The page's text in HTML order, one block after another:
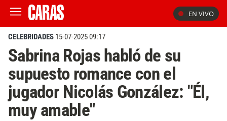
EN VIVO
CELEBRIDADES 15-07-2025 09:17
Sabrina Rojas habló de su
supuesto romance con el
jugador Nicolás González: "Él,
muy amable"